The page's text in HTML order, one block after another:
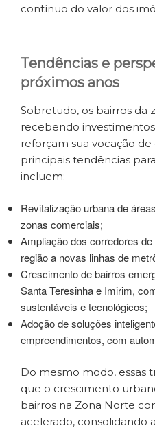
contínuo do valor dos
Tendências e
próximos anos
Sobretudo, os bairros da
recebendo
reforçam sua vocação
principais tendências
incluem:
Revitalização urbana de
zonas comerciais;
Ampliação dos corredores
região a novas linhas de
Crescimento de bairros
Santa Teresinha e Imirim,
sustentáveis e tecnológicos;
Adoção de soluções
empreendimentos, com
Do mesmo modo, essas
que o crescimento
bairros na Zona Norte
acelerado, consolidando